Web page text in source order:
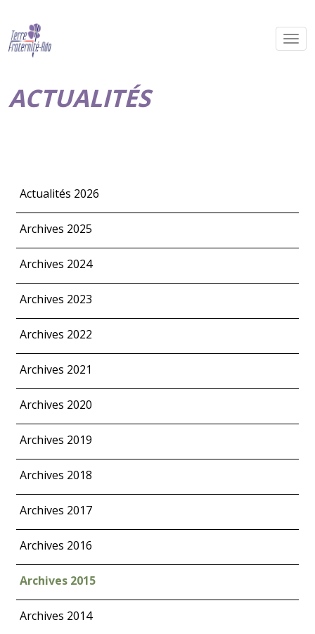
ACTUALITÉS
Actualités 2026
Archives 2025
Archives 2024
Archives 2023
Archives 2022
Archives 2021
Archives 2020
Archives 2019
Archives 2018
Archives 2017
Archives 2016
Archives 2015
Archives 2014